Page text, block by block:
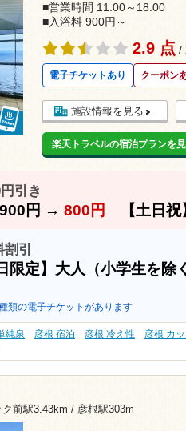
■営業時間 11:00～18:00
■入浴料 900円～
2.9 点 /
電子チケットあり クーポン
施設情報を見る
楽天トラベルの宿泊プランを
引き
円→ 800円 【土日祝
引
限定】大人（小学生を
類の電子チケットがあります
純泉 彦根 宿泊 彦根 冷え性 彦根 カ
ク前駅3.43km / 彦根駅303m